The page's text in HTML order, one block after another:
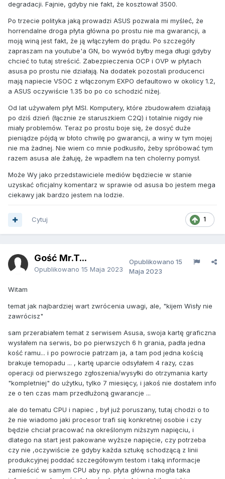
degradacji. Fajnie, gdyby nie fakt, że kosztował 3500.
Po trzecie polityka jaką prowadzi ASUS pozwala mi myśleć, że
horrendalne droga płyta główna po prostu nie ma gwarancji, a
moją winą jest fakt, że ją włączyłem do prądu. Po szczegóły
zapraszam na youtube'a GN, bo wywód byłby mega długi gdyby
chcieć to tutaj streścić. Zabezpieczenia OCP i OVP w płytach
asusa po prostu nie działają. Na dodatek pozostali producenci
mają napiecie VSOC z włączonym EXPO defaultowo w okolicy 1.2,
a ASUS oczywiście 1.35 bo po co schodzić niżej.
Od lat używałem płyt MSI. Komputery, które zbudowałem działają
po dziś dzień (łącznie ze staruszkiem C2Q) i totalnie nigdy nie
miały problemów. Teraz po prostu boje się, że dosyć duże
pieniądze pójdą w błoto chwilę po gwarancji, a winy w tym mojej
nie ma żadnej. Nie wiem co mnie podkusiło, żeby spróbować tym
razem asusa ale żałuję, że wpadłem na ten cholerny pomysł.
Może Wy jako przedstawiciele mediów będziecie w stanie
uzyskać oficjalny komentarz w sprawie od asusa bo jestem mega
ciekawy jak bardzo jestem na lodzie.
1
Cytuj
Gość Mr.T...
Opublikowano 15 Maja 2023
Opublikowano 15
Maja 2023
Witam
temat jak najbardziej wart zwrócenia uwagi, ale, "kijem Wisły nie
zawrócisz"
sam przerabiałem temat z serwisem Asusa, swoja kartę graficzna
wysłałem na serwis, bo po pierwszych 6 h grania, padła jedna
kość ramu... i po powrocie patrzam ja, a tam pod jedna kością
brakuje temopadu ... , kartę uparcie odsyłałem 4 razy, czas
operacji od pierwszego zgłoszenia/wysyłki do otrzymania karty
"kompletniej" do użytku, tylko 7 miesięcy, i jakoś nie dostałem info
ze o ten czas mam przedłużoną gwarancje ...
ale do tematu CPU i napiec , był już poruszany, tutaj chodzi o to
że nie wiadomo jaki procesor trafi się konkretnej osobie i czy
będzie chciał pracować na określonym niższym napięciu, i
dlatego na start jest pakowane wyższe napięcie, czy potrzeba
czy nie ,oczywiście ze gdyby każda sztukę schodzącą z linii
produkcyjnej poddać szczegółowym testom i taką informacje
zamieścić w samym CPU aby np. płyta główna mogła taka